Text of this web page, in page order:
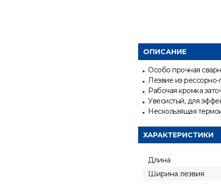
ОПИСАНИЕ
Особо прочная
Лезвие из
Рабочая кромка
Увесистый, для
Нескользящая
ХАРАКТЕРИСТИКИ
Длина
Ширина лезвия